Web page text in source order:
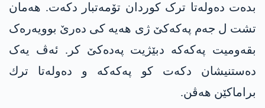
بدەت دەولەتا ترک کوردان تۆمەتبار دکەت. هەمان
تشت ل جەم په‌كه‌كێ ژی هەیە کی دەرێ بوویەرەک
بقەومیت په‌كه‌كه‌ دبێژیت په‌ده‌كێ کر. ئەڤ یەک
دەستنیشان دکەت کو په‌كه‌كه‌ و ده‌وله‌تا ترك
براماکێن هەڤن.